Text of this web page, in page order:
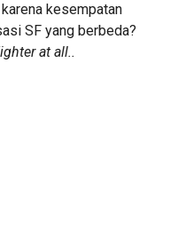
kesempatan
SF yang berbeda?
at all..